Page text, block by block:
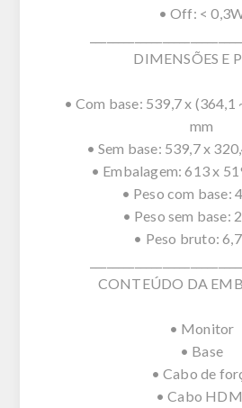
• Off: <
DIMENSÕES E
• Com base: 539,7 x (364,1
mm
• Sem base: 539,7 x
• Embalagem: 613 x
• Peso com base:
• Peso sem base:
• Peso bruto:
CONTEÚDO DA
• Monitor
• Base
• Cabo de
• Cabo